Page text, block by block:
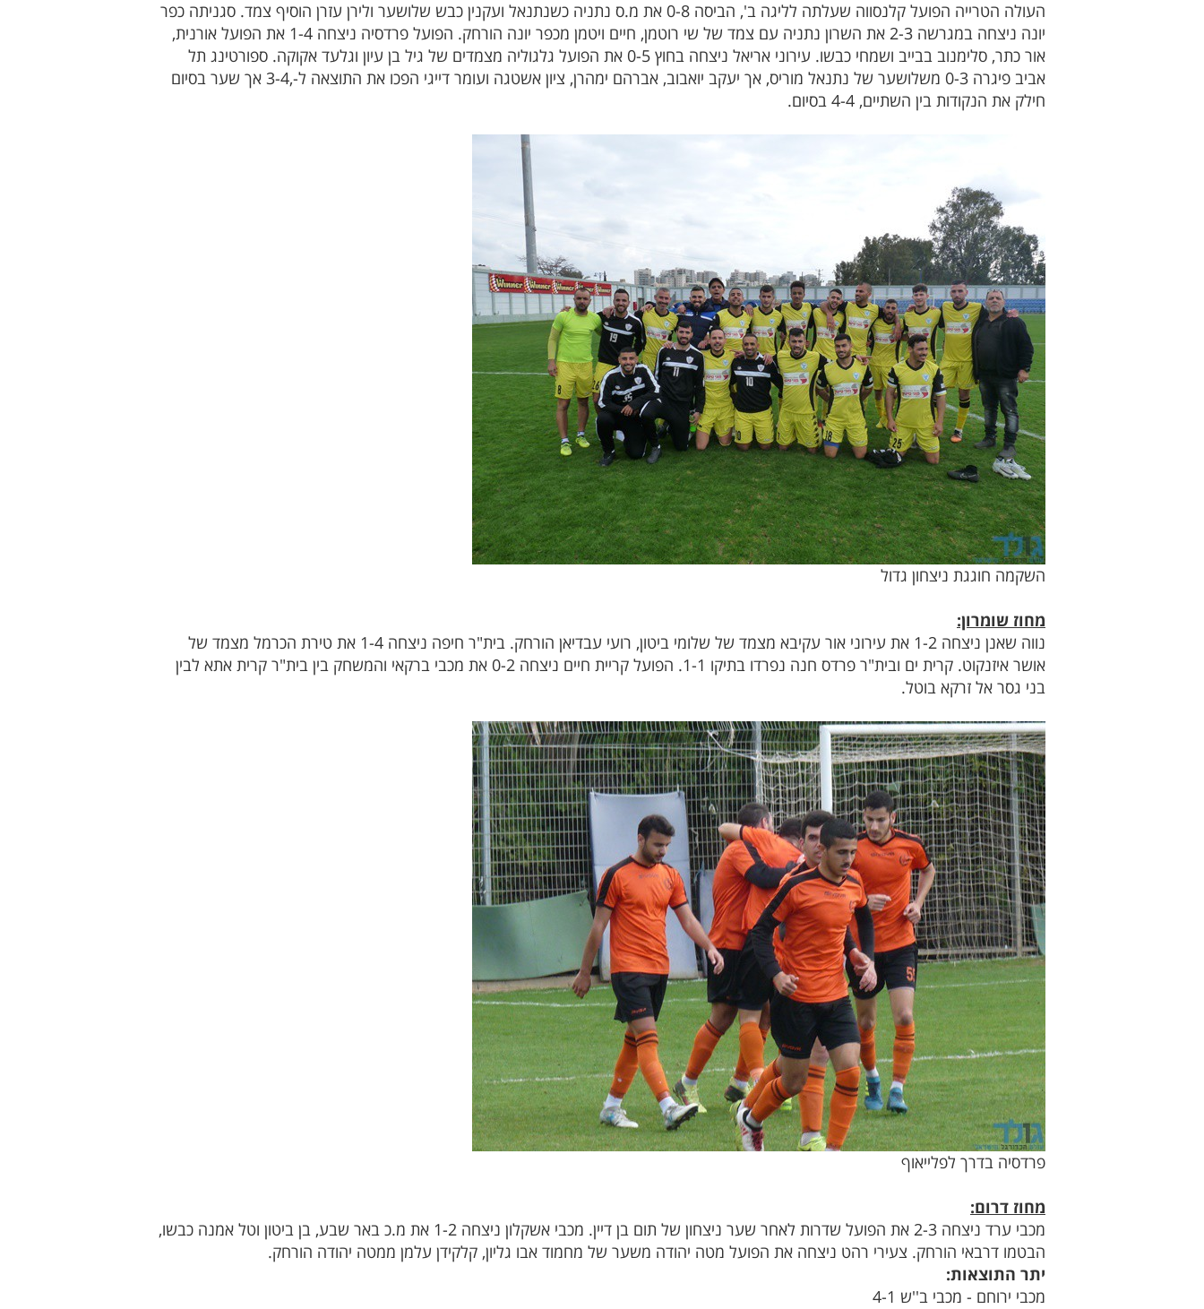
העולה הטרייה הפועל קלנסווה שעלתה לליגה ב', הביסה 0-8 את מ.ס נתניה כשנתנאל ועקנין כבש שלושער ולירן עזרן הוסיף צמד. סגניתה כפר
יונה ניצחה במגרשה 2-3 את השרון נתניה עם צמד של שי רוטמן, חיים ויטמן מכפר יונה הורחק. הפועל פרדסיה ניצחה 1-4 את הפועל אורנית,
אור כתר, סלימנוב בבייב ושמחי כבשו. עירוני אריאל ניצחה בחוץ 0-5 את הפועל גלגוליה מצמדים של גיל בן עיון וגלעד אקוקה. ספורטינג תל
אביב פיגרה 0-3 משלושער של נתנאל מוריס, אך יעקב יואבוב, אברהם ימהרן, ציון אשטגה ועומר דייגי הפכו את התוצאה ל-,3-4 אך שער בסיום
חילק את הנקודות בין השתיים, 4-4 בסיום.
השקמה חוגגת ניצחון גדול
מחוז שומרון:
נווה שאנן ניצחה 1-2 את עירוני אור עקיבא מצמד של שלומי ביטון, רועי עבדיאן הורחק. בית"ר חיפה ניצחה 1-4 את טירת הכרמל מצמד של
אושר איזנקוט. קרית ים ובית"ר פרדס חנה נפרדו בתיקו 1-1. הפועל קריית חיים ניצחה 0-2 את מכבי ברקאי והמשחק בין בית"ר קרית אתא לבין
בני גסר אל זרקא בוטל.
פרדסיה בדרך לפלייאוף
מחוז דרום:
מכבי ערד ניצחה 2-3 את הפועל שדרות לאחר שער ניצחון של תום בן דיין. מכבי אשקלון ניצחה 1-2 את מ.כ באר שבע, בן ביטון וטל אמנה כבשו,
הבטמו דרבאי הורחק. צעירי רהט ניצחה את הפועל מטה יהודה משער של מחמוד אבו גליון, קלקידן עלמן ממטה יהודה הורחק.
יתר התוצאות:
מכבי ירוחם - מכבי ב''ש 4-1